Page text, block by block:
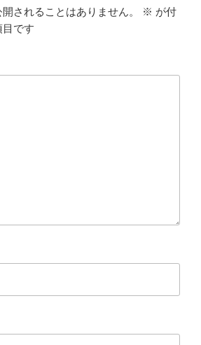
されることはありません。 ※ が付
です